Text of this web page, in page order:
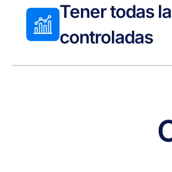
Tener todas
controladas